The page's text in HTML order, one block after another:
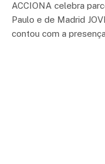
ACCIONA celebra
Paulo e de Madrid
contou com a